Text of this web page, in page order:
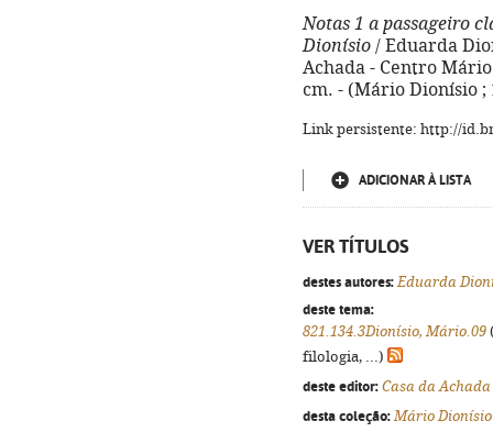
Notas 1 a passageiro
Dionísio / Eduarda
Achada - Centro
cm. - (Mário Dionísio ;
Link persistente: http://
ADICIONAR À LISTA
VER TÍTULOS
destes autores: Eduarda
deste tema:
821.134.3Dionísio, Mário.09
filologia, ...)
deste editor: Casa da
desta coleção: Mário Dionísio